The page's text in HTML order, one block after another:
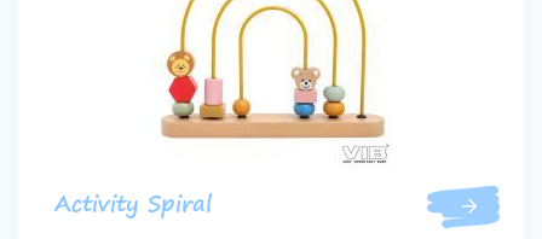
Activity Spiral